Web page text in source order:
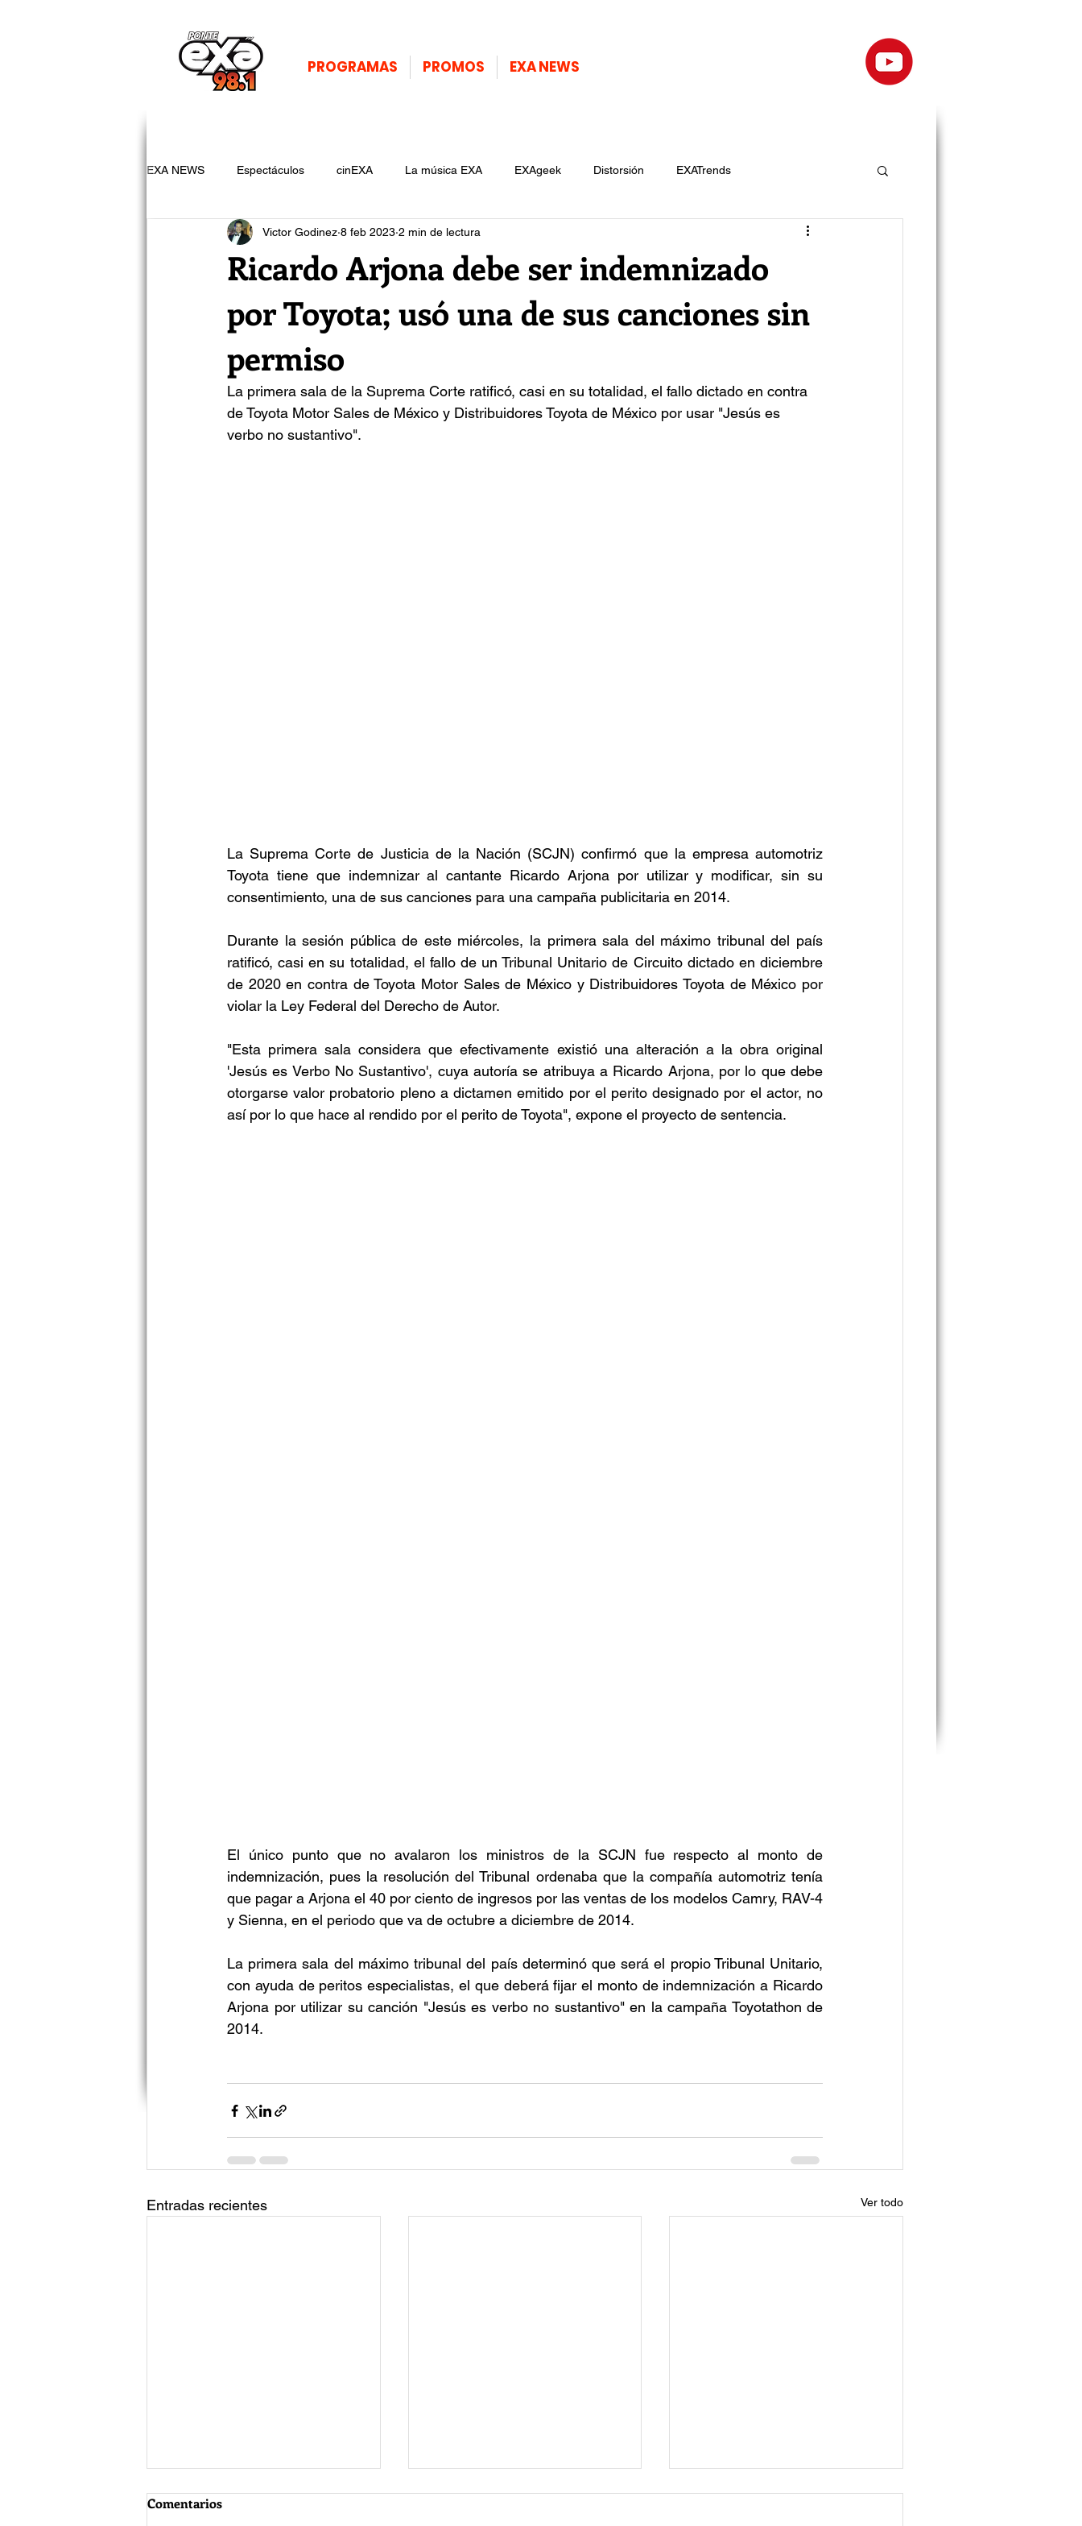
PROGRAMAS PROMOS EXA NEWS
EXA NEWS Espectáculos cinEXA La música EXA EXAgeek Distorsión EXATrends
Ricardo Arjona debe ser indemnizado
por Toyota; usó una de sus canciones sin
permiso
Victor Godinez 8 feb 2023 2 min de lectura
La primera sala de la Suprema Corte ratificó, casi en su totalidad, el fallo dictado en contra
de Toyota Motor Sales de México y Distribuidores Toyota de México por usar "Jesús es
verbo no sustantivo".
La Suprema Corte de Justicia de la Nación (SCJN) confirmó que la empresa automotriz
Toyota tiene que indemnizar al cantante Ricardo Arjona por utilizar y modificar, sin su
consentimiento, una de sus canciones para una campaña publicitaria en 2014.
Durante la sesión pública de este miércoles, la primera sala del máximo tribunal del país
ratificó, casi en su totalidad, el fallo de un Tribunal Unitario de Circuito dictado en diciembre
de 2020 en contra de Toyota Motor Sales de México y Distribuidores Toyota de México por
violar la Ley Federal del Derecho de Autor.
"Esta primera sala considera que efectivamente existió una alteración a la obra original
'Jesús es Verbo No Sustantivo', cuya autoría se atribuya a Ricardo Arjona, por lo que debe
otorgarse valor probatorio pleno a dictamen emitido por el perito designado por el actor, no
así por lo que hace al rendido por el perito de Toyota", expone el proyecto de sentencia.
El único punto que no avalaron los ministros de la SCJN fue respecto al monto de
indemnización, pues la resolución del Tribunal ordenaba que la compañía automotriz tenía
que pagar a Arjona el 40 por ciento de ingresos por las ventas de los modelos Camry, RAV-4
y Sienna, en el periodo que va de octubre a diciembre de 2014.
La primera sala del máximo tribunal del país determinó que será el propio Tribunal Unitario,
con ayuda de peritos especialistas, el que deberá fijar el monto de indemnización a Ricardo
Arjona por utilizar su canción "Jesús es verbo no sustantivo" en la campaña Toyotathon de
2014.
Entradas recientes Ver todo
Comentarios